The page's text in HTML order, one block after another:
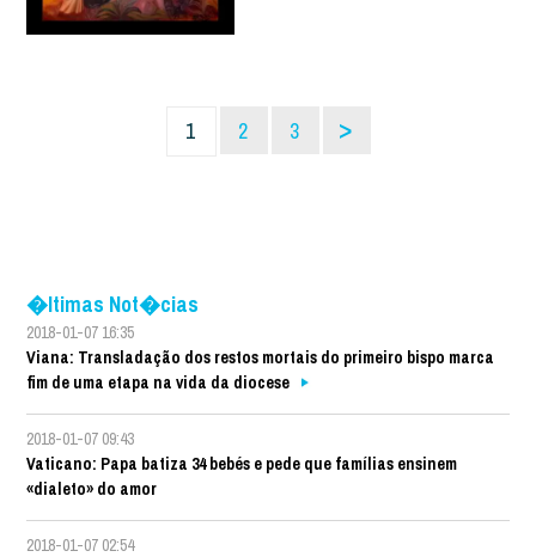
1 2 3 >
�ltimas Not�cias
2018-01-07 16:35
Viana: Transladação dos restos mortais do primeiro bispo marca
fim de uma etapa na vida da diocese
2018-01-07 09:43
Vaticano: Papa batiza 34 bebés e pede que famílias ensinem
«dialeto» do amor
2018-01-07 02:54